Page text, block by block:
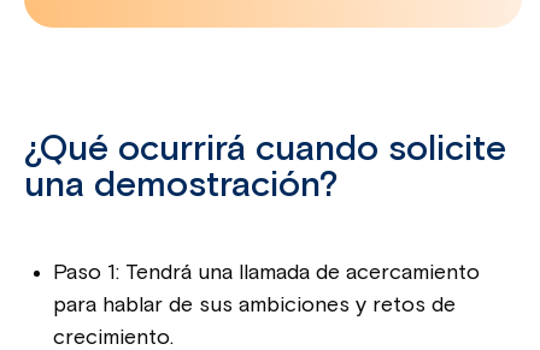
¿Qué ocurrirá cuando solicite
una demostración?
Paso 1: Tendrá una llamada de acercamiento
para hablar de sus ambiciones y retos de
crecimiento.